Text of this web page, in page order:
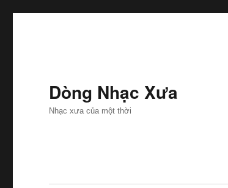
Dòng Nhạc Xưa
Nhạc xưa của một thời